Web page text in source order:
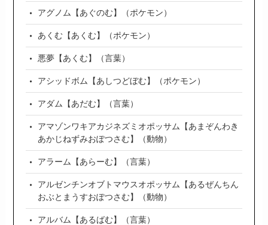
アグノム【あぐのむ】（ポケモン）
あくむ【あくむ】（ポケモン）
悪夢【あくむ】（言葉）
アシッドボム【あしつどぼむ】（ポケモン）
アダム【あだむ】（言葉）
アマゾンワキアカジネズミオポッサム【あまぞんわき
あかじねずみおぽつさむ】（動物）
アラーム【あらーむ】（言葉）
アルゼンチンオブトマウスオポッサム【あるぜんちん
おぶとまうすおぽつさむ】（動物）
アルバム【あるばむ】（言葉）